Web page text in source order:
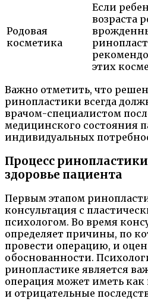
Родовая
косметика
Если
возраста
этих
Важно отметить, что
ринопластики всегда
врачом-специалистом
медицинского состояния
индивидуальных
Процесс
здоровье пациента
Первым этапом
консультация с
психологом. Во время
определяет причины, по
провести операцию, и
обоснованности.
ринопластике является
операция может иметь
и отрицательные